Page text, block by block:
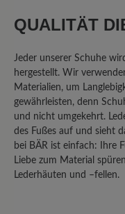
QUALITÄT
Jeder unserer Schuhe
hergestellt. Wir
Materialien, um
gewährleisten, denn
und nicht umgekehrt.
des Fußes auf und sieht
bei BÄR ist einfach: Ihre
Liebe zum Material
Lederhäuten und –fellen.